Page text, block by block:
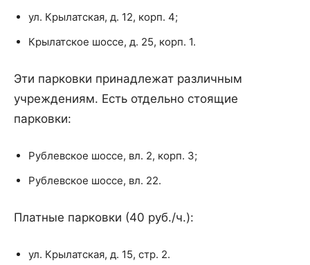
ул. Крылатская, д. 12, корп. 4;
Крылатское шоссе, д. 25, корп. 1.
Эти парковки принадлежат различным
учреждениям. Есть отдельно стоящие
парковки:
Рублевское шоссе, вл. 2, корп. 3;
Рублевское шоссе, вл. 22.
Платные парковки (40 руб./ч.):
ул. Крылатская, д. 15, стр. 2.